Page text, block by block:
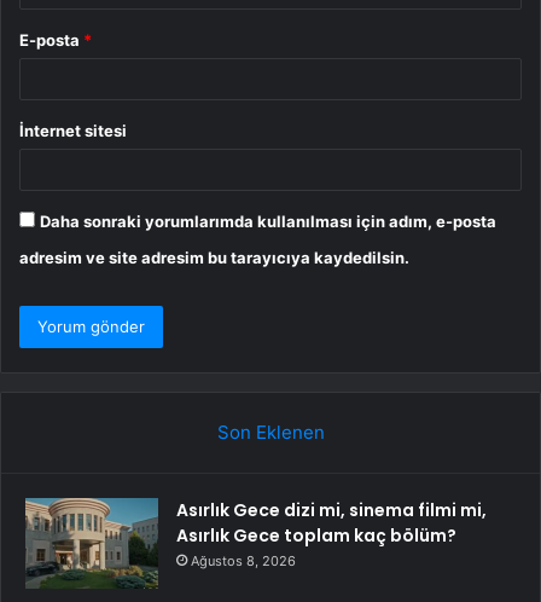
E-posta *
İnternet sitesi
Daha sonraki yorumlarımda kullanılması için adım, e-posta
adresim ve site adresim bu tarayıcıya kaydedilsin.
Son Eklenen
Asırlık Gece dizi mi, sinema filmi mi,
Asırlık Gece toplam kaç bölüm?
Ağustos 8, 2026